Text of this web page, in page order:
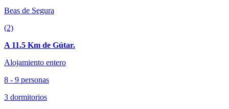
Beas de Segura
(2)
A 11.5 Km de Gútar.
Alojamiento entero
8 - 9 personas
3 dormitorios